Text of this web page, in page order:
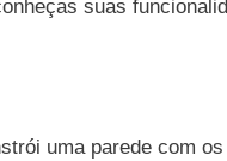
suas
uma parede com